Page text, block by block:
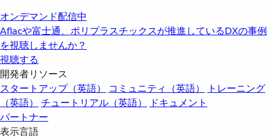
オンデマンド配信中
Aflacや富士通、ポリプラスチックスが推進しているDXの事例
を視聴しませんか？
視聴する
開発者リソース
スタートアップ（英語）
コミュニティ（英語）
トレーニング
（英語）
チュートリアル（英語）
ドキュメント
パートナー
表示言語